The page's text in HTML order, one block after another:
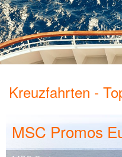
Kreuzfahrten -
MSC Promos